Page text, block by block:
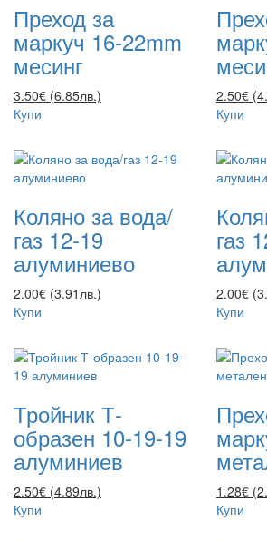
Преход за
маркуч 16-22mm
месинг
3.50€ (6.85лв.)
Купи
2.50€
Купи
Коляно за вода/
газ 12-19
алуминиево
2.00€ (3.91лв.)
Купи
газ
2.00€
Купи
Тройник Т-
образен 10-19-19
алуминиев
2.50€ (4.89лв.)
Купи
1.28€
Купи